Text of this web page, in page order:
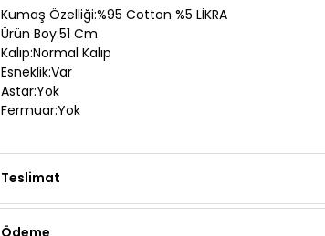
Kalıp:Normal Kalıp
Esneklik:Var
Astar:Yok
Fermuar:Yok